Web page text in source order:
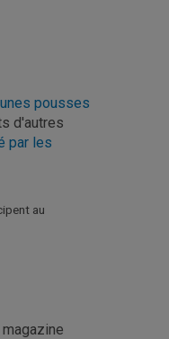
pousses
d'autres
par les
au